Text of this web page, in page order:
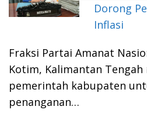
Dorong
Inflasi
Fraksi Partai Amanat
Kotim, Kalimantan
pemerintah kabupaten
penanganan…